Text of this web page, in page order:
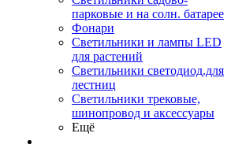
парковые и на солн. батарее
Фонари
Светильники и лампы LED
для растений
Светильники светодиод.для
лестниц
Светильники трековые,
шинопровод и аксессуары
Ещё